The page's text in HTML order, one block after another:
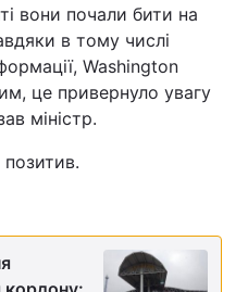
вони почали бити на
в тому числі
Washington
це привернуло увагу
міністр.